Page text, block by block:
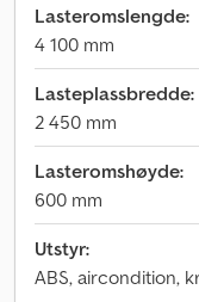
Lasteromslengde:
4 100 mm
Lasteplassbredde:
2 450 mm
Lasteromshøyde:
600 mm
Utstyr:
ABS, aircondition,